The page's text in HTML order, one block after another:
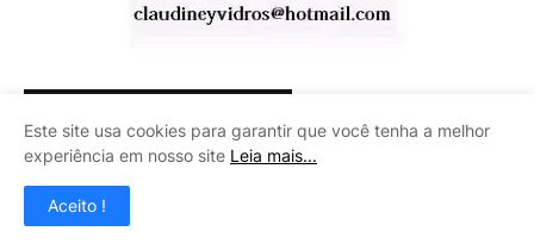
Este site usa cookies para garantir que você tenha a melhor
experiência em nosso site Leia mais...
Aceito !